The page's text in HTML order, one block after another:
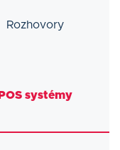
Rozhovory
POS systémy